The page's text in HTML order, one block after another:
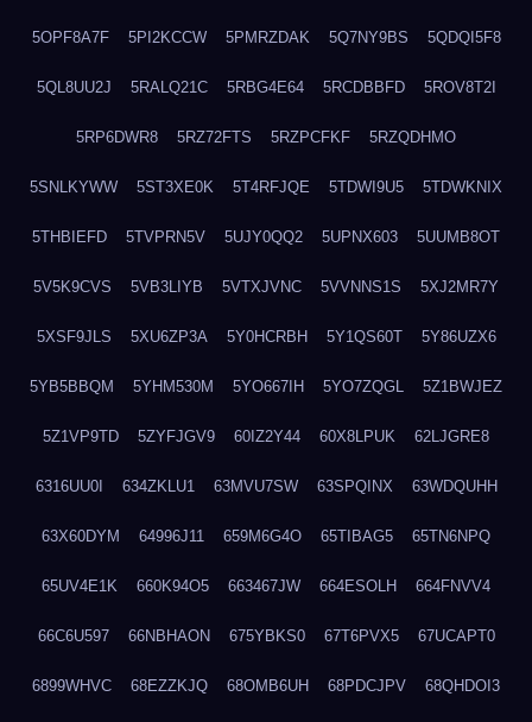
5OPF8A7F 5PI2KCCW 5PMRZDAK 5Q7NY9BS 5QDQI5F8
5QL8UU2J 5RALQ21C 5RBG4E64 5RCDBBFD 5ROV8T2I
5RP6DWR8 5RZ72FTS 5RZPCFKF 5RZQDHMO
5SNLKYWW 5ST3XE0K 5T4RFJQE 5TDWI9U5 5TDWKNIX
5THBIEFD 5TVPRN5V 5UJY0QQ2 5UPNX603 5UUMB8OT
5V5K9CVS 5VB3LIYB 5VTXJVNC 5VVNNS1S 5XJ2MR7Y
5XSF9JLS 5XU6ZP3A 5Y0HCRBH 5Y1QS60T 5Y86UZX6
5YB5BBQM 5YHM530M 5YO667IH 5YO7ZQGL 5Z1BWJEZ
5Z1VP9TD 5ZYFJGV9 60IZ2Y44 60X8LPUK 62LJGRE8
6316UU0I 634ZKLU1 63MVU7SW 63SPQINX 63WDQUHH
63X60DYM 64996J11 659M6G4O 65TIBAG5 65TN6NPQ
65UV4E1K 660K94O5 663467JW 664ESOLH 664FNVV4
66C6U597 66NBHAON 675YBKS0 67T6PVX5 67UCAPT0
6899WHVC 68EZZKJQ 68OMB6UH 68PDCJPV 68QHDOI3